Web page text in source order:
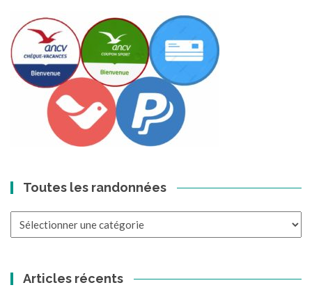
Toutes les randonnées
Articles récents